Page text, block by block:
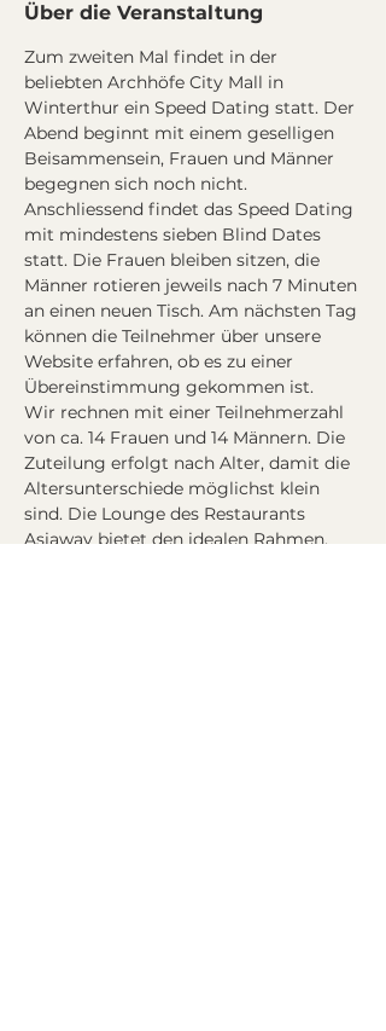
Über die Veranstaltung
Zum zweiten Mal findet in der
beliebten Archhöfe City Mall in
Winterthur ein Speed Dating statt. Der
Abend beginnt mit einem geselligen
Beisammensein, Frauen und Männer
begegnen sich noch nicht.
Anschliessend findet das Speed Dating
mit mindestens sieben Blind Dates
statt. Die Frauen bleiben sitzen, die
Männer rotieren jeweils nach 7 Minuten
an einen neuen Tisch. Am nächsten Tag
können die Teilnehmer über unsere
Website erfahren, ob es zu einer
Übereinstimmung gekommen ist.
Wir rechnen mit einer Teilnehmerzahl
von ca. 14 Frauen und 14 Männern. Die
Zuteilung erfolgt nach Alter, damit die
Altersunterschiede möglichst klein
sind. Die Lounge des Restaurants
Asiaway bietet den idealen Rahmen,